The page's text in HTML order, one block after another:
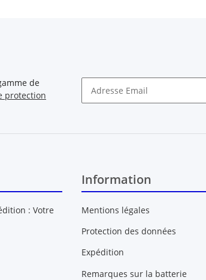
de
protection
: Votre
Information
Mentions légales
Protection des données
Expédition
Remarques sur la batterie